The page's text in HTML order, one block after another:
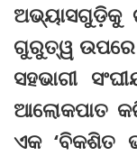
ଅଭ୍ୟାସଗୁଡ଼ିକୁ
ଗୁରୁତ୍ୱ ଉପରେ
ସହଭାଗୀ
ଆଲୋକପାତ
ଏକ ‘ବିକଶିତ